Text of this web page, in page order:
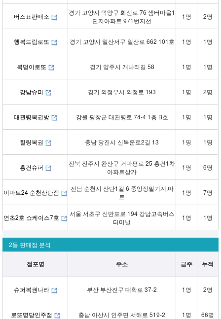
버스표판매소
경기 고양시 덕양구 화신로 76 샘터마을1
단지아파트 971번지선
1명 2명
행복드림로또 경기 고양시 일산서구 일산로 662 101호 1명 1명
복덩이로또 경기 양주시 개나리길 58 1명 1명
강남슈퍼 경기 의정부시 의정로 193 1명 2명
대관령복권방 강원 평창군 대관령로 74-4 1층 B호 1명 1명
힐링복권 충남 당진시 신복운로2길 13 1명 1명
흥건슈퍼
전북 전주시 완산구 거마평로 25 흥건1차
아파트상가
1명 6명
이마트24 순천산단점
전남 순천시 산단1길 6 중앙정밀기계,마
트
1명 7명
연초2호 쇼케이스7호
서울 서초구 신반포로 194 강남고속버스
터미널
1명 1명
2등 판매점 분석
점포명 주소 금주 누적
슈퍼복권나라 부산 부산진구 대학로 37-2 1명 2명
로또명당인주점 충남 아산시 인주면 서해로 519-2 1명 66명